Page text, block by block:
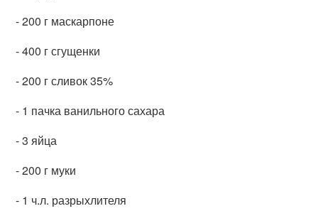
- 200 г маскарпоне
- 400 г сгущенки
- 200 г сливок 35%
- 1 пачка ванильного сахара
- 3 яйца
- 200 г муки
- 1 ч.л. разрыхлителя